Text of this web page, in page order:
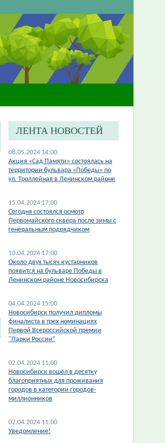
ЛЕНТА НОВОСТЕЙ
08.05.2024 14:00
Акция «Сад Памяти» состоялась на
территории бульвара «Победы» по
ул. Троллейная в Ленинском районе
15.04.2024 17:00
​Сегодня состоялся осмотр
Первомайского сквера после зимы с
генеральным подрядчиком
10.04.2024 17:00
​Около двух тысяч кустарников
появится на бульваре Победы в
Ленинском районе Новосибирска
04.04.2024 15:00
Новосибирск получил дипломы
финалиста в трех номинациях
Первой Всероссийской премии
"Парки России"
02.04.2024 11:00
Новосибирск вошёл в десятку
благоприятных для проживания
городов в категории городов-
миллионников
02.04.2024 11:00
Уведомление!